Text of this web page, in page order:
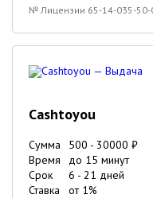
№ Лицензии 65-14-035-50-
Cashtoyou
Сумма 500 - 30000 ₽
Время
до 15 минут
Срок
6 - 21 дней
Ставка
от 1%